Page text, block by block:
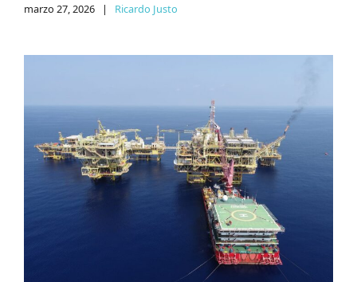
marzo 27, 2026 | Ricardo Justo